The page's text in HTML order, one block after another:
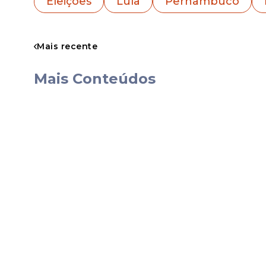
sua gestão, a gestora estadual tem
Mais recente
Mais Conteúdos